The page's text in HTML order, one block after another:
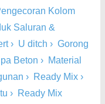
Kolom
Saluran &
› U ditch › Gorong
Beton › Material
› Ready Mix ›
› Ready Mix